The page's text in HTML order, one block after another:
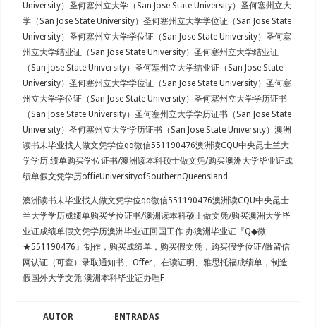
University）圣何塞州立大学（San Jose State University）圣何塞州立大
学（San Jose State University）圣何塞州立大学学位证（San Jose State
University）圣何塞州立大学学位证（San Jose State University）圣何塞
州立大学结业证（San Jose State University）圣何塞州立大学结业证
（San Jose State University）圣何塞州立大学结业证（San Jose State
University）圣何塞州立大学学位证（San Jose State University）圣何塞
州立大学学位证（San Jose State University）圣何塞州立大学学历证书
（San Jose State University）圣何塞州立大学学历证书（San Jose State
University）圣何塞州立大学学历证书（San Jose State University）澳洲
读书未毕业找人做文凭学位qq微信551190476澳洲读CQU中央昆士兰大
学学历 绩单购买学位证书/澳洲读本科硕士做文凭/购买澳洲大学毕业证成
绩单假文凭学历offieUniversityofSouthernQueensland
澳洲读书未毕业找人做文凭学位qq微信551190476澳洲读CQU中央昆士
兰大学学历成绩单购买学位证书/澳洲读本科硕士做文凭/购买澳洲大学毕
业证成绩单假文凭学历澳洲毕业证回国工作 办澳洲毕业证『Q◆微
★551190476』制作，购买成绩单，购买假文凭，购买假学位证/做留信
网认证（可查）录取通知书、Offer、在读证明、雅思托福成绩单，制造
假国外大学文凭 澳洲本科毕业证办理F
AUTOR ENTRADAS